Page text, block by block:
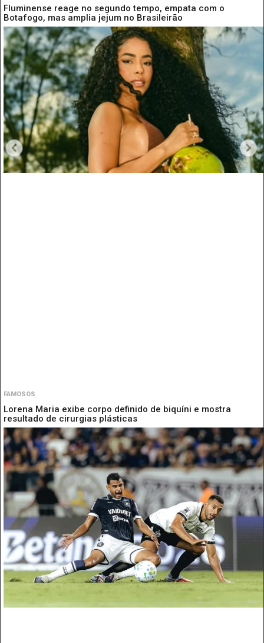
Fluminense reage no segundo tempo, empata com o
Botafogo, mas amplia jejum no Brasileirão
FAMOSOS
Lorena Maria exibe corpo definido de biquíni e mostra
resultado de cirurgias plásticas